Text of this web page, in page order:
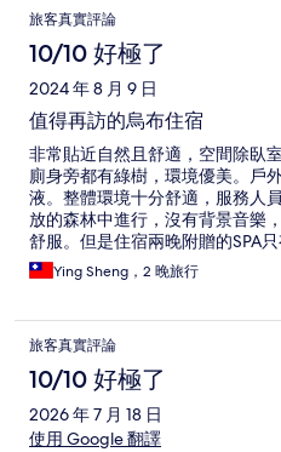
旅客真實評論
10/10 好極了
2024 年 8 月 9 日
值得再訪的烏布住宿
非常貼近自然且舒適，空間除臥
廁身旁都有綠樹，環境優美。戶
液。整體環境十分舒適，服務人
放的森林中進行，沒有背景音樂
舒服。但是住宿兩晚附贈的SPA
餐好吃份量充足，提供多種套餐
棒。晚餐的選項豐富，餐點美味
免費接駁車至附近景點，但交通
時，建議多預留時間。 缺點是熱
到晚間熱水供應不足，飯店回覆
是沒有熱水。 整體住宿體驗很好
近山林，值得再訪。
Ying Sheng，2 晚旅行
旅客真實評論
10/10 好極了
2026 年 7 月 18 日
使用 Google 翻譯